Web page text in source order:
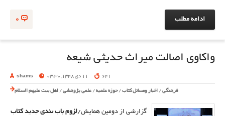
0 ادامه مطلب
واکاوی اصالت میراث حدیثی شیعه
shams 11 دی 1348, 03:30 641
فرهنگی / اخبار ومسائل کتاب /حوزه علمیه / علمی پژوهشی / اهل بیت علیهم السلام
گزارشی از دومین همایش/لزوم باب بندی جدید کتاب